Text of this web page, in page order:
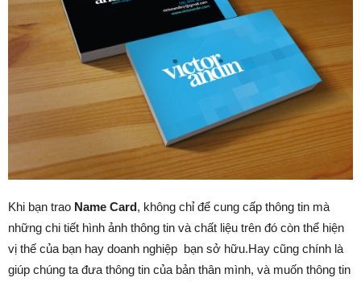
Khi bạn trao Name Card, không chỉ để cung cấp thông tin mà
những chi tiết hình ảnh thông tin và chất liệu trên đó còn thể hiện
vị thế của bạn hay doanh nghiệp bạn sở hữu.Hay cũng chính là
giúp chúng ta đưa thông tin của bản thân mình, và muốn thông tin